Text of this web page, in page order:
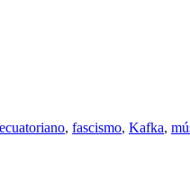
, fascismo, Kafka,